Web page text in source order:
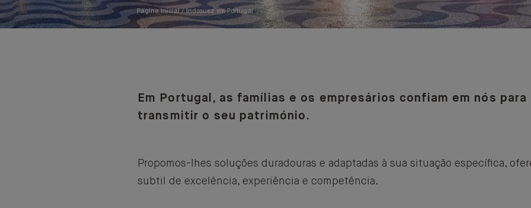
Página Inicial Indosuez em Portugal
Em Portugal, as famílias e os empresários confiam em nós
transmitir o seu património.
Propomos-lhes soluções duradouras e adaptadas à sua situação específica,
subtil de excelência, experiência e competência.